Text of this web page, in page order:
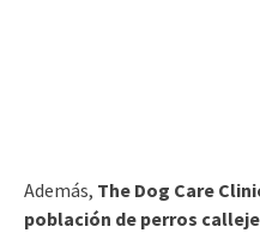
Además, The Dog Care
población de perros